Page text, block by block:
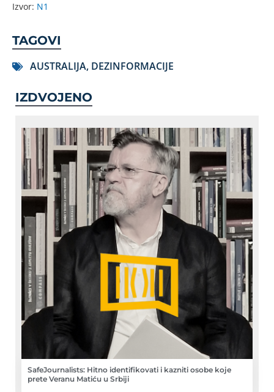
Izvor: N1
TAGOVI
AUSTRALIJA, DEZINFORMACIJE
IZDVOJENO
SafeJournalists: Hitno identifikovati i kazniti osobe koje
prete Veranu Matiću u Srbiji